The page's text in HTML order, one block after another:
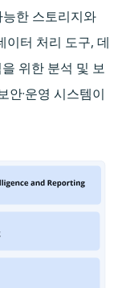
한 스토리지와
이터 처리 도구, 데
위한 분석 및 보
안·운영 시스템이